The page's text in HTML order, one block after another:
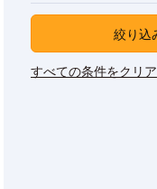
絞り込
すべての条件をクリア